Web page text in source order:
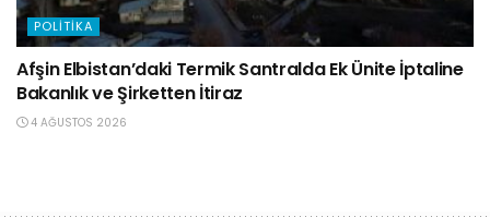
POLITIKA
Afşin Elbistan’daki Termik Santralda Ek Ünite İptaline
Bakanlık ve Şirketten İtiraz
4 AĞUSTOS 2026